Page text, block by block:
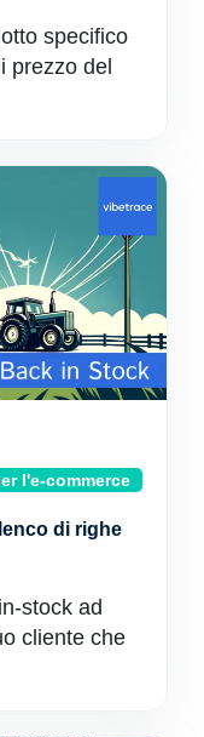
specifico
prezzo del
l'e-commerce
di righe
stock ad
cliente che